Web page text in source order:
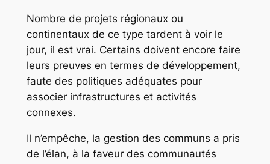
Nombre de projets régionaux ou
continentaux de ce type tardent à voir le
jour, il est vrai. Certains doivent encore faire
leurs preuves en termes de développement,
faute des politiques adéquates pour
associer infrastructures et activités
connexes.
Il n’empêche, la gestion des communs a pris
de l’élan, à la faveur des communautés